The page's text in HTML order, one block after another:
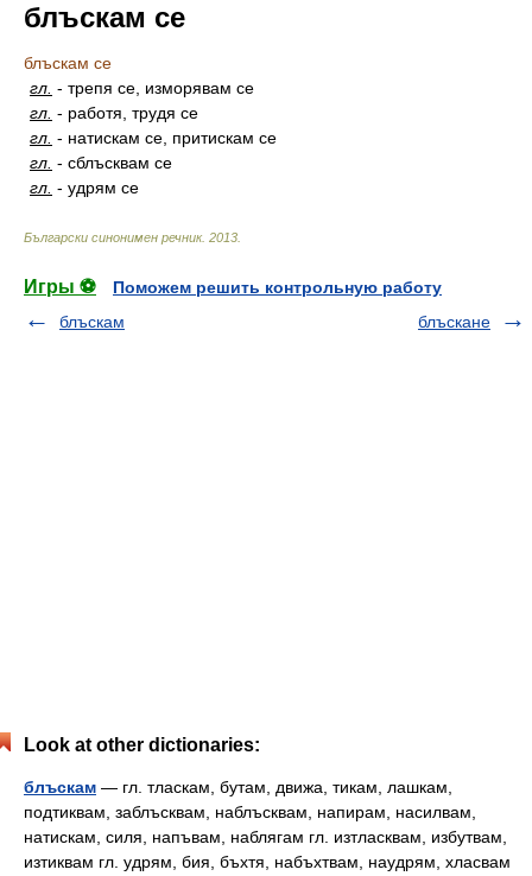
блъскам се
блъскам се
гл. - трепя се, изморявам се
гл. - работя, трудя се
гл. - натискам се, притискам се
гл. - сблъсквам се
гл. - удрям се
Български синонимен речник. 2013
Игры ⚽
Поможем решить контрольную работу
блъскам
блъскане
Look at other dictionaries:
блъскам — гл. тласкам, бутам, движа, тикам, лашкам,
подтиквам, заблъсквам, наблъсквам, напирам, насилвам,
натискам, силя, напъвам, наблягам гл. изтласквам, избутвам,
изтиквам гл. удрям, бия, бъхтя, набъхтвам, наудрям, хласвам